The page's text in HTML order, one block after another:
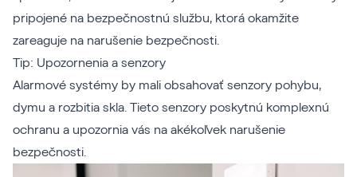
pripojené na bezpečnostnú službu, ktorá okamžite
zareaguje na narušenie bezpečnosti.
Tip: Upozornenia a senzory
Alarmové systémy by mali obsahovať senzory pohybu,
dymu a rozbitia skla. Tieto senzory poskytnú komplexnú
ochranu a upozornia vás na akékoľvek narušenie
bezpečnosti.